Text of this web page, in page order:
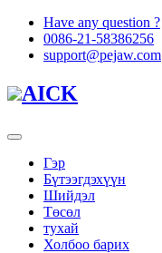
Have any question ?
0086-21-58386256
support@pejaw.com
AICK
Гэр
Бүтээгдэхүүн
Шийдэл
Төсөл
тухай
Холбоо барих